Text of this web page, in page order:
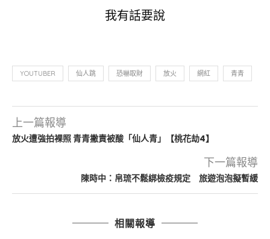
我有話要說
YOUTUBER 仙人跳 恐嚇取財 放火 網紅 青青
上一篇報導
放火遭強拍裸照 青青撇責被酸「仙人青」【桃花劫4】
下一篇報導
陳時中：帛琉不鬆綁檢疫規定 旅遊泡泡擬暫緩
相關報導